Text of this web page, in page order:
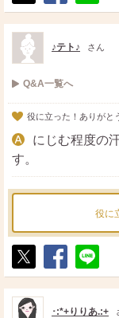
ポ
ス
ト
シ
ェ
送
る
♪テト♪ さん
Q&A一覧へ
役に立った！ありがと
にじむ程度の
す。
役に
ポ
ス
ト
シ
ェ
送
る
･:*+りりあ.:+